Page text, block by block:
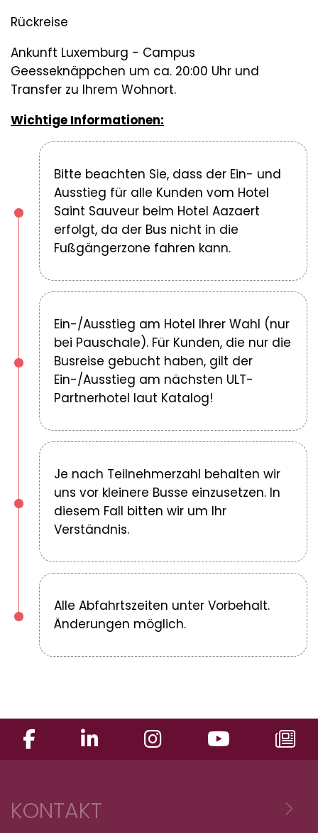
Rückreise
Ankunft Luxemburg - Campus
Geesseknäppchen um ca. 20:00 Uhr und
Transfer zu Ihrem Wohnort.
Wichtige Informationen:
Bitte beachten Sie, dass der Ein- und
Ausstieg für alle Kunden vom Hotel
Saint Sauveur beim Hotel Aazaert
erfolgt, da der Bus nicht in die
Fußgängerzone fahren kann.
Ein-/Ausstieg am Hotel Ihrer Wahl (nur
bei Pauschale). Für Kunden, die nur die
Busreise gebucht haben, gilt der
Ein-/Ausstieg am nächsten ULT-
Partnerhotel laut Katalog!
Je nach Teilnehmerzahl behalten wir
uns vor kleinere Busse einzusetzen. In
diesem Fall bitten wir um Ihr
Verständnis.
Alle Abfahrtszeiten unter Vorbehalt.
Änderungen möglich.
KONTAKT